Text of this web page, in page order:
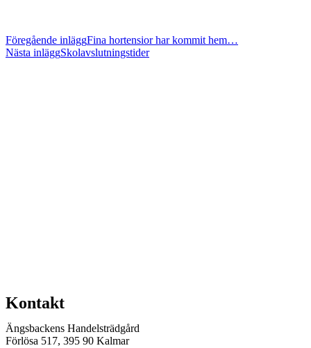
Läs
fler
Föregående inläggFina hortensior har kommit hem…
Nästa inläggSkolavslutningstider
Kontakt
Ängsbackens Handelsträdgård
Förlösa 517, 395 90 Kalmar